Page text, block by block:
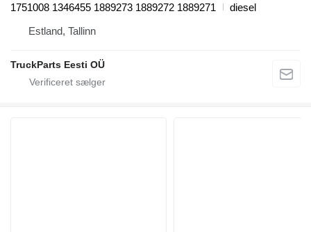
1751008 1346455 1889273 1889272 1889271
diesel
Estland, Tallinn
TruckParts Eesti OÜ